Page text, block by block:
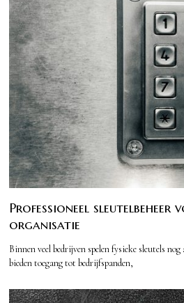
Professioneel sleutelbeheer
organisatie
Binnen veel bedrijven spelen fysieke sleutels
bieden toegang tot bedrijfspanden,